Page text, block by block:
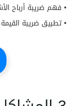
• فهم ضريبة أرباح
• تطبيق ضريبة